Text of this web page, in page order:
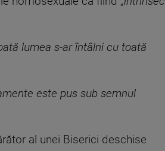
lumea s-ar întâlni cu toată
este pus sub semnul
al unei Biserici deschise